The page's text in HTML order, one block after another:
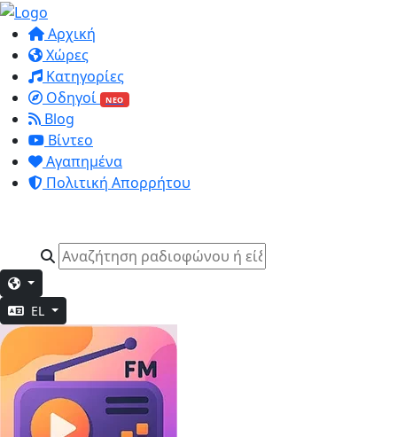
Αρχική
Χώρες
Κατηγορίες
Οδηγοί
ΝΕΟ
Blog
Βίντεο
Αγαπημένα
Πολιτική Απορρήτου
EL